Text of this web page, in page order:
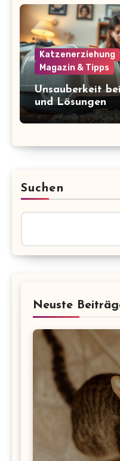
Katzenerziehung
Magazin & Tipps
Unsauberkeit
und Lösungen
Suchen
Neuste